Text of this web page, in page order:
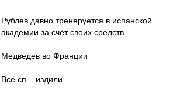
Рублев давно тренеруется в испанской
академии за счёт своих средств
Медведев во Франции
Всё сп... издили